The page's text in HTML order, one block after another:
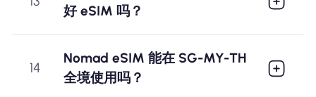
好 eSIM 吗？
14
Nomad eSIM 能在 SG-MY-TH
全境使用吗？